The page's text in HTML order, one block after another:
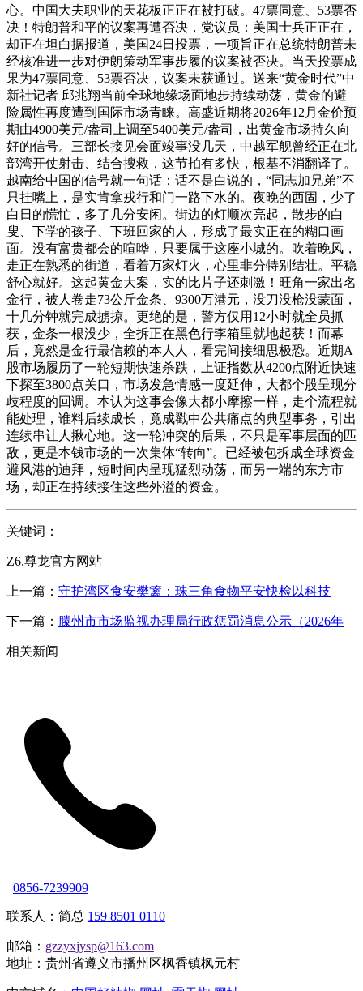
心。中国大夫职业的天花板正正在被打破。47票同意、53票否
决！特朗普和平的议案再遭否决，党议员：美国士兵正正在，
却正在坦白据报道，美国24日投票，一项旨正在总统特朗普未
经核准进一步对伊朗策动军事步履的议案被否决。当天投票成
果为47票同意、53票否决，议案未获通过。送来“黄金时代”中
新社记者 邱兆翔当前全球地缘场面地步持续动荡，黄金的避
险属性再度遭到国际市场青睐。高盛近期将2026年12月金价预
期由4900美元/盎司上调至5400美元/盎司，出黄金市场持久向
好的信号。三部长接见会面竣事没几天，中越军舰曾经正在北
部湾开仗射击、结合搜救，这节拍有多快，根基不消翻译了。
越南给中国的信号就一句话：话不是白说的，“同志加兄弟”不
只挂嘴上，是实肯拿戎行和门一路下水的。夜晚的西固，少了
白日的慌忙，多了几分安闲。街边的灯顺次亮起，散步的白
叟、下学的孩子、下班回家的人，形成了最实正在的糊口画
面。没有富贵都会的喧哗，只要属于这座小城的。吹着晚风，
走正在熟悉的街道，看着万家灯火，心里非分特别结壮。平稳
舒心就好。这起黄金大案，实的比片子还刺激！旺角一家出名
金行，被人卷走73公斤金条、9300万港元，没刀没枪没蒙面，
十几分钟就完成掳掠。更绝的是，警方仅用12小时就全员抓
获，金条一根没少，全拆正在黑色行李箱里就地起获！而幕
后，竟然是金行最信赖的本人人，看完间接细思极恐。近期A
股市场履历了一轮短期快速杀跌，上证指数从4200点附近快速
下探至3800点关口，市场发急情感一度延伸，大都个股呈现分
歧程度的回调。本认为这事会像大都小摩擦一样，走个流程就
能处理，谁料后续成长，竟成戳中公共痛点的典型事务，引出
连续串让人揪心地。这一轮冲突的后果，不只是军事层面的匹
敌，更是本钱市场的一次集体“转向”。已经被包拆成全球资金
避风港的迪拜，短时间内呈现猛烈动荡，而另一端的东方市
场，却正在持续接住这些外溢的资金。
关键词：
Z6.尊龙官方网站
上一篇： 守护湾区食安樊篱：珠三角食物平安快检以科技
下一篇： 滕州市市场监视办理局行政惩罚消息公示（2026年
相关新闻
0856-7239909
联系人：简总 159 8501 0110
邮箱： gzzyxjysp@163.com
地址：贵州省遵义市播州区枫香镇枫元村